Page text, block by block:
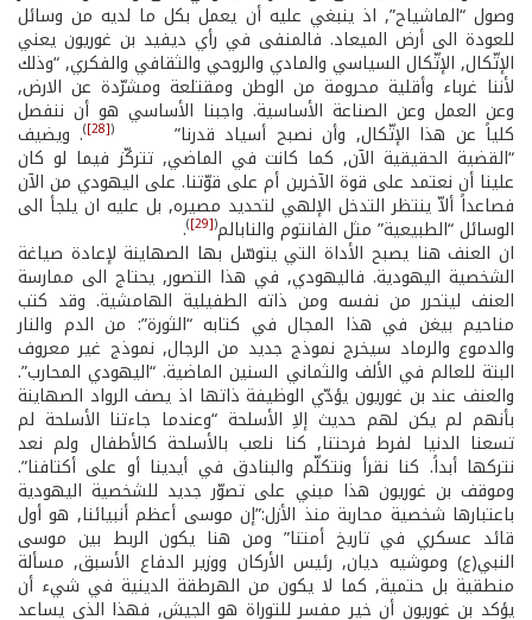
وصول “الماشياح”, اذ ينبغي عليه أن يعمل بكل ما لديه من وسائل
للعودة الى أرض الميعاد. فالمنفى في رأي ديفيد بن غوريون يعني
الإتّكال, الإتّكال السياسي والمادي والروحي والثقافي والفكري, “وذلك
لأننا غرباء وأقلية محرومة من الوطن ومقتلعة ومشرّدة عن الارض,
وعن العمل وعن الصناعة الأساسية. واجبنا الأساسي هو أن ننفصل
كلياً عن هذا الإتّكال, وأن نصبح أسياد قدرنا” (
[28]
). ويضيف
“القضية الحقيقية الآن, كما كانت في الماضي, تتركّز فيما لو كان
علينا أن نعتمد على قوة الآخرين أم على قوّتنا. على اليهودي من الآن
فصاعداً ألاّ ينتظر التدخل الإلهي لتحديد مصيره, بل عليه ان يلجأ الى
الوسائل “الطبيعية” مثل الفانتوم والنابالم(
[29]
)
.
ان العنف هنا يصبح الأداة التي يتوسّل بها الصهاينة لإعادة صياغة
الشخصية اليهودية. فاليهودي, في هذا التصور, يحتاج الى ممارسة
العنف ليتحرر من نفسه ومن ذاته الطفيلية الهامشية. وقد كتب
مناحيم بيغن في هذا المجال في كتابه “الثورة”: من الدم والنار
والدموع والرماد سيخرج نموذج جديد من الرجال, نموذج غير معروف
البتة للعالم في الألف والثماني السنين الماضية. “اليهودي المحارب”.
والعنف عند بن غوريون يؤدّي الوظيفة ذاتها اذ يصف الرواد الصهاينة
بأنهم لم يكن لهم حديث إلاِ الأسلحة “وعندما جاءتنا الأسلحة لم
تسعنا الدنيا لفرط فرحتنا, كنا نلعب بالأسلحة كالأطفال ولم نعد
نتركها أبداً. كنا نقرأ ونتكلّم والبنادق في أيدينا أو على أكتافنا”.
وموقف بن غوريون هذا مبني على تصوّر جديد للشخصية اليهودية
باعتبارها شخصية محاربة منذ الأزل:”إن موسى أعظم أنبيائنا, هو أول
قائد عسكري في تاريخ أمتنا” ومن هنا يكون الربط بين موسى
النبي(ع) وموشيه ديان, رئيس الأركان ووزير الدفاع الأسبق, مسألة
منطقية بل حتمية, كما لا يكون من الهرطقة الدينية في شيء أن
يؤكد بن غوريون أن خير مفسر للتوراة هو الجيش, فهذا الذي يساعد